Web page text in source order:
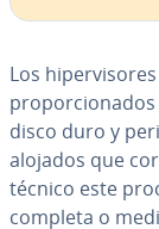
Los
pro­po­r­cio­na­dos
disco duro y
alojados que
técnico este
completa o